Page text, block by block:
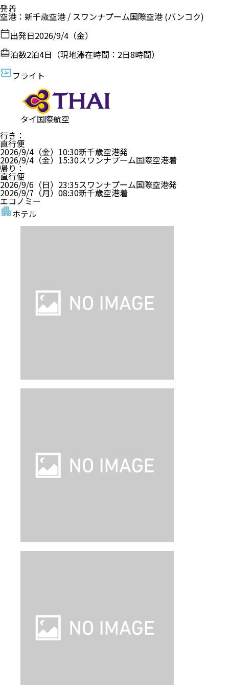
発着
空港 ： 新千歳空港 / スワンナプーム国際空港 (バンコク)
出発日2026/9/4（金）
泊数2泊4日（現地滞在時間： 2日8時間）
フライト
タイ国際航空
行き ：
直行便
2026/9/4（金） 10:30新千歳空港発
2026/9/4（金） 15:30スワンナプーム国際空港着
帰り ：
直行便
2026/9/6（日） 23:35スワンナプーム国際空港発
2026/9/7（月） 08:30新千歳空港着
エコノミー
ホテル